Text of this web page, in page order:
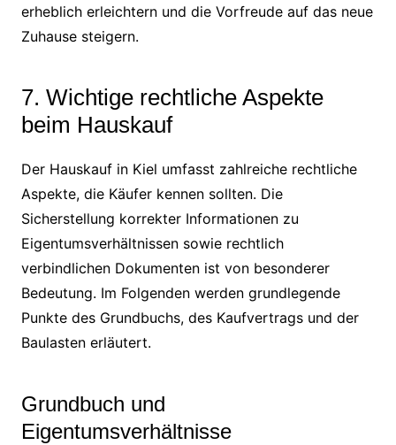
erheblich erleichtern und die Vorfreude auf das neue
Zuhause steigern.
7. Wichtige rechtliche Aspekte
beim Hauskauf
Der Hauskauf in Kiel umfasst zahlreiche rechtliche
Aspekte, die Käufer kennen sollten. Die
Sicherstellung korrekter Informationen zu
Eigentumsverhältnissen sowie rechtlich
verbindlichen Dokumenten ist von besonderer
Bedeutung. Im Folgenden werden grundlegende
Punkte des Grundbuchs, des Kaufvertrags und der
Baulasten erläutert.
Grundbuch und
Eigentumsverhältnisse